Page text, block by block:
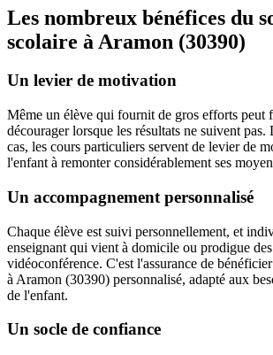
Les nombreux bénéfices du
scolaire à Aramon (30390)
Un levier de motivation
Même un élève qui fournit de gros efforts peut
décourager lorsque les résultats ne suivent pas.
cas, les cours particuliers servent de levier de
l'enfant à remonter considérablement ses
Un accompagnement personnalisé
Chaque élève est suivi personnellement, et
enseignant qui vient à domicile ou prodigue
vidéoconférence. C'est l'assurance de
à Aramon (30390) personnalisé, adapté aux
de l'enfant.
Un socle de confiance